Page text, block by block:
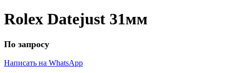
Rolex Datejust 31мм
По запросу
Написать на WhatsApp